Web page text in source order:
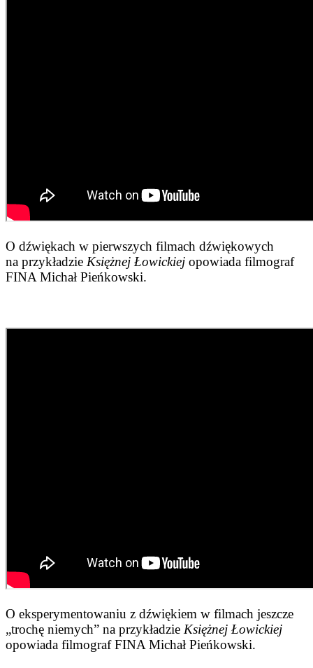
O dźwiękach w pierwszych filmach dźwiękowych
na przykładzie Księżnej Łowickiej opowiada filmograf
FINA Michał Pieńkowski.
O eksperymentowaniu z dźwiękiem w filmach jeszcze
„trochę niemych” na przykładzie Księżnej Łowickiej
opowiada filmograf FINA Michał Pieńkowski.